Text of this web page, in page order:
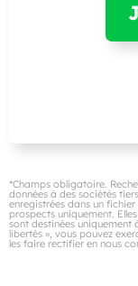
*Champs obligatoire.
données à des sociétés
enregistrées dans un
prospects uniquement.
sont destinées
libertés », vous pouvez
les faire rectifier en nous